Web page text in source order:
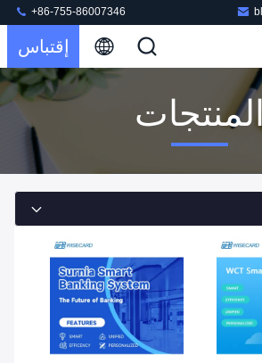
+86-755-86007346
إقتباس